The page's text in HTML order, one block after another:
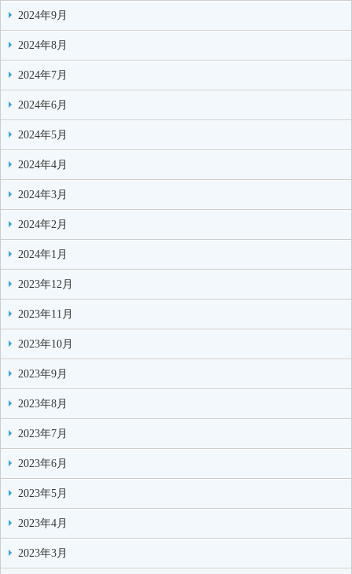
2024年9月
2024年8月
2024年7月
2024年6月
2024年5月
2024年4月
2024年3月
2024年2月
2024年1月
2023年12月
2023年11月
2023年10月
2023年9月
2023年8月
2023年7月
2023年6月
2023年5月
2023年4月
2023年3月